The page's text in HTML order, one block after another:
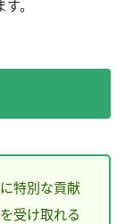
。
特別な貢献
受け取れる